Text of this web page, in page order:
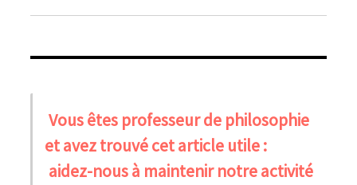
Vous êtes professeur de philosophie
et avez trouvé cet article utile :
aidez-nous à maintenir notre activité